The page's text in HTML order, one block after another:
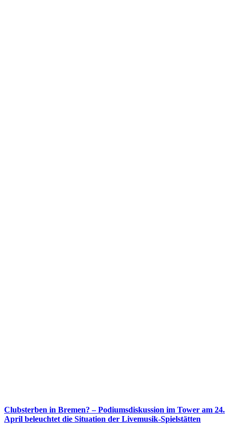
Clubsterben in Bremen? – Podiumsdiskussion im Tower am 24.
April beleuchtet die Situation der Livemusik-Spielstätten